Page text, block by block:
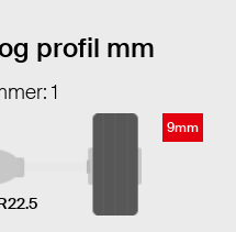
profil mm
1
9mm